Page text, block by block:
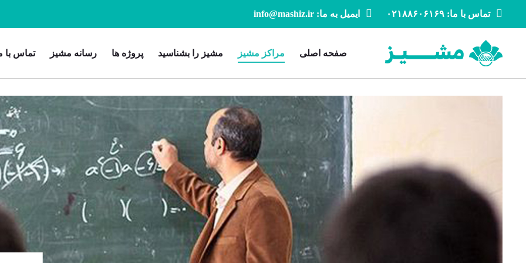
تماس با ما: ۰۲۱۸۸۶۰۶۱۶۹ ایمیل به ما: info@mashiz.ir
صفحه اصلی مراکز مشیز مشیز را بشناسید پروژه ها رسانه مشیز تماس با